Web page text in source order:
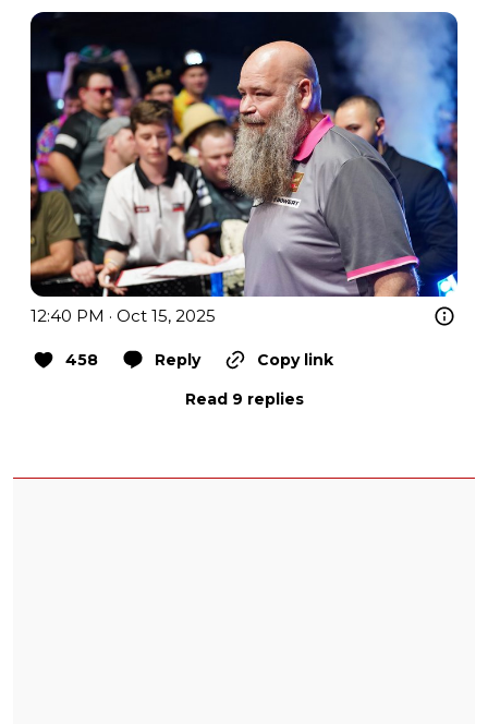
12:40 PM · Oct 15, 2025
458 Reply
Copy link
Read 9 replies